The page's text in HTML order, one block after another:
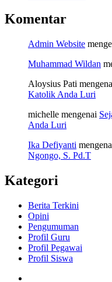
Komentar
Admin Website
Muhammad Wildan
Aloysius Pati
Katolik Anda Luri
michelle mengenai
Anda Luri
Ika Defiyanti
Ngongo, S. Pd.T
Kategori
Berita Terkini
Opini
Pengumuman
Profil Guru
Profil Pegawai
Profil Siswa